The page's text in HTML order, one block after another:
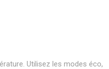
Utilisez les modes éco,